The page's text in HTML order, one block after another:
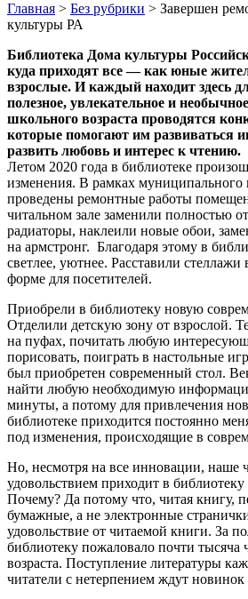
Главная > Без рубрики > Завершен
культуры РА
Библиотека Дома культуры
куда приходят все — как юные
взрослые. И каждый находит здесь
полезное, увлекательное и
школьного возраста проводятся
которые помогают им развиваться
развить любовь и интерес к чтению.
Летом 2020 года в библиотеке
изменения. В рамках муниципального
проведены ремонтные работы
читальном зале заменили полностью
радиаторы, наклеили новые обои,
на армстронг. Благодаря этому в
светлее, уютнее. Расставили стеллажи
форме для посетителей.
Приобрели в библиотеку новую
Отделили детскую зону от взрослой.
на пуфах, почитать любую
порисовать, поиграть в настольные
был приобретен современный стол.
найти любую необходимую
минуты, а потому для привлечения
библиотеке приходится постоянно
под изменения, происходящие в
Но, несмотря на все инновации, наше
удовольствием приходит в
Почему? Да потому что, читая книгу,
бумажные, а не электронные
удовольствие от читаемой книги. За
библиотеку пожаловало почти тысяча
возраста. Поступление литературы
читатели с нетерпением ждут